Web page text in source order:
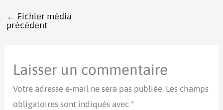
← Fichier média
précédent
Laisser un commentaire
Votre adresse e-mail ne sera pas publiée. Les champs
obligatoires sont indiqués avec *